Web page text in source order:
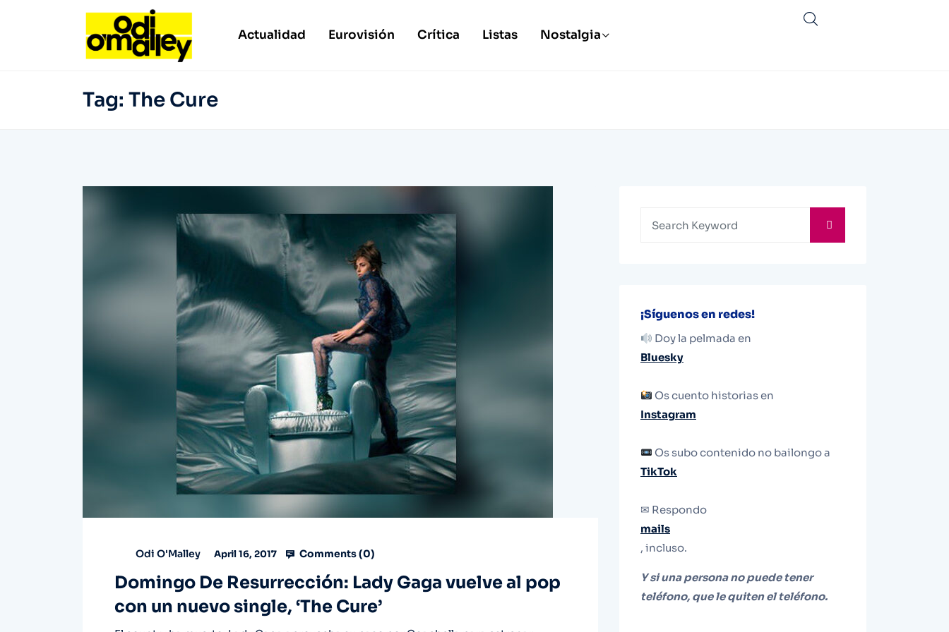
Actualidad Eurovisión Crítica Listas Nostalgia
Tag: The Cure
Odi O'Malley April 16, 2017 Comments (0)
Domingo De Resurrección: Lady Gaga vuelve al pop
con un nuevo single, ‘The Cure’
¡Síguenos en redes!
Doy la pelmada en
Bluesky
Os cuento historias en
Instagram
Os subo contenido no bailongo a
TikTok
✉ Respondo
mails
, incluso.
Y si una persona no puede tener
teléfono, que le quiten el teléfono.